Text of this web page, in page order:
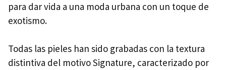
para dar vida a una moda urbana con un toque de
exotismo.
Todas las pieles han sido grabadas con la textura
distintiva del motivo Signature, caracterizado por